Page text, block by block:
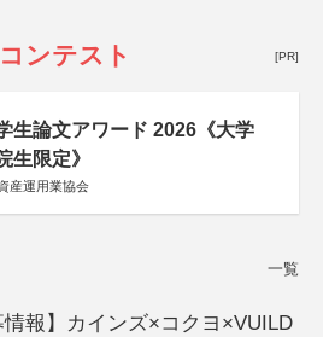
ンテスト [PR]
生論文アワード 2026《大学
生限定》
産運用業協会
一覧
情報】カインズ×コクヨ×VUILD